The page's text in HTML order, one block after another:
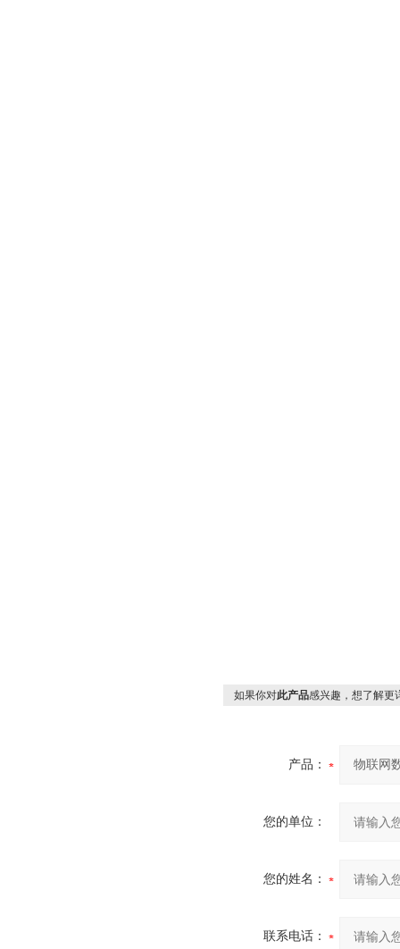
如果你对此产品感兴趣，想了解更
产品：
您的单位：
您的姓名：
联系电话：